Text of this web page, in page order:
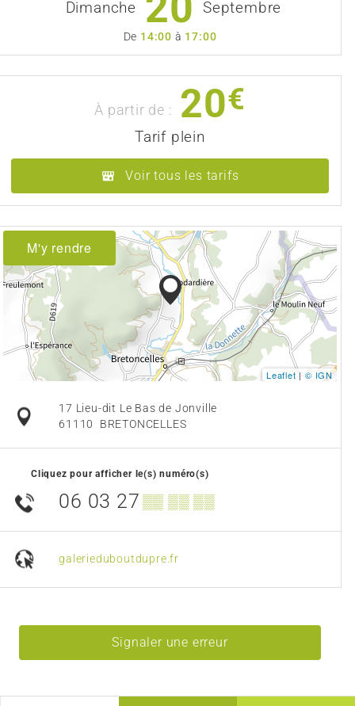
Dimanche Septembre
De 14:00 à 17:00
À partir de : 20€
Tarif plein
Voir tous les tarifs
M'y rendre
Leaflet | © IGN
17 Lieu-dit Le Bas de Jonville
61110
BRETONCELLES
Cliquez pour afficher le(s) numéro(s)
06 03 27 ▒▒ ▒▒ ▒▒
galerieduboutdupre.fr
Signaler une erreur